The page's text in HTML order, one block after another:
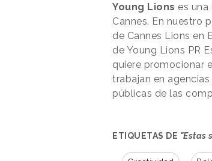
Young Lions es
Cannes. En nuestro
de Cannes Lions en
de Young Lions PR
quiere promocionar
trabajan en
públicas de las
ETIQUETAS DE "Estas